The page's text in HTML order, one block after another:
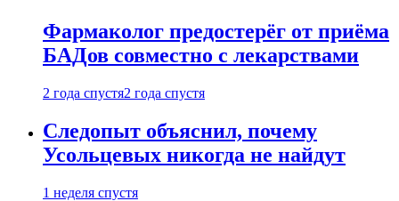
Фармаколог предостерёг от приёма
БАДов совместно с лекарствами
2 года спустя2 года спустя
Следопыт объяснил, почему
Усольцевых никогда не найдут
1 неделя спустя